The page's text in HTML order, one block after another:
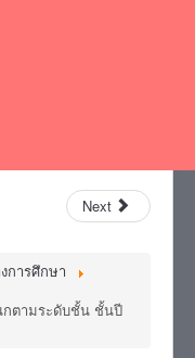
Next
การศึกษา
กตามระดับชั้น ชั้นปี